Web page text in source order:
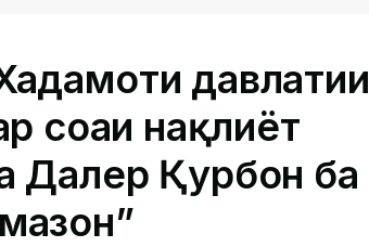
давлатии
соҳаи нақлиёт
Далер Қурбон ба